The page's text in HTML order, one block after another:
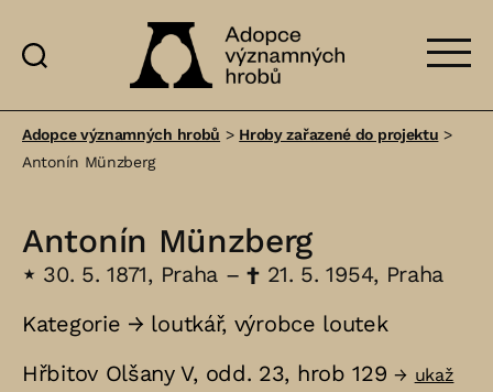
významných
Adopce významných hrobů > Hroby zařazené do projektu >
Antonín Münzberg
Antonín Münzberg
⋆ 30. 5. 1871, Praha –†21. 5. 1954, Praha
Kategorie → loutkář, výrobce loutek
Hřbitov Olšany V, odd. 23, hrob 129→ ukaž